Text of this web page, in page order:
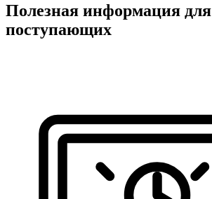
Полезная информация для
поступающих